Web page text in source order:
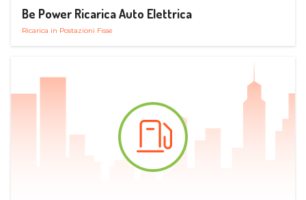
Be Power Ricarica Auto Elettrica
Ricarica in Postazioni Fisse